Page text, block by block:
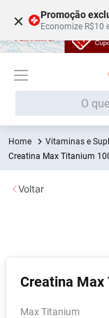
× Promoção
Economize R$10
O que você está
Vitaminas e
Creatina Max Titanium
Creatina Max
Max Titanium
Voltar
Termos mais
1º Fralda
2
6º Shampoo
7º